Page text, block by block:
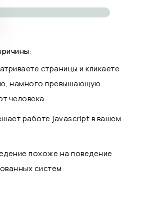
страницы и кликаете
намного превышающую
человека
работе javascript в вашем
похоже на поведение
систем